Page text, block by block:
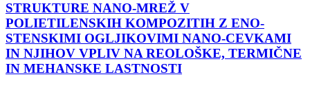
STRUKTURE NANO-MREŽ V
POLIETILENSKIH KOMPOZITIH Z ENO-
STENSKIMI OGLJIKOVIMI NANO-CEVKAMI
IN NJIHOV VPLIV NA REOLOŠKE, TERMIČNE
IN MEHANSKE LASTNOSTI